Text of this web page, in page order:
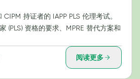
持证者的 IAPP PLS 伦理考试。
(PLS) 资格的要求、MPRE 替代方案和
阅读更多